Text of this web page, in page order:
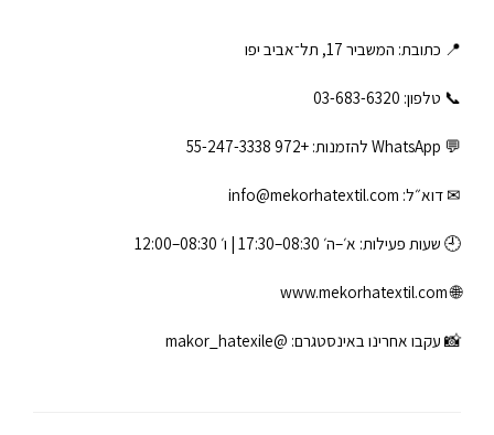
📍 כתובת: המשביר 17, תל־אביב יפו
📞 טלפון: ‎03-683-6320
💬 WhatsApp להזמנות: +972 55-247-3338
✉ דוא״ל: info@mekorhatextil.com
🕘 שעות פעילות: א׳–ה׳ 08:30–17:30 | ו׳ 08:30–12:00
🌐
www.mekorhatextil.com
📸 עקבו אחרינו באינסטגרם: @makor_hatexile